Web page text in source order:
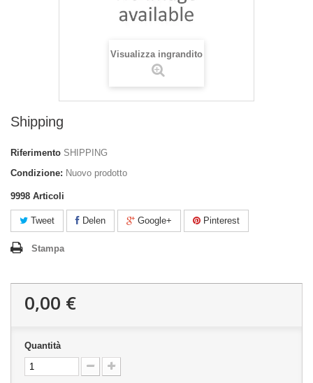
Visualizza ingrandito
Shipping
Riferimento SHIPPING
Condizione: Nuovo prodotto
9998 Articoli
Tweet Delen Google+ Pinterest
Stampa
0,00 €
Quantità